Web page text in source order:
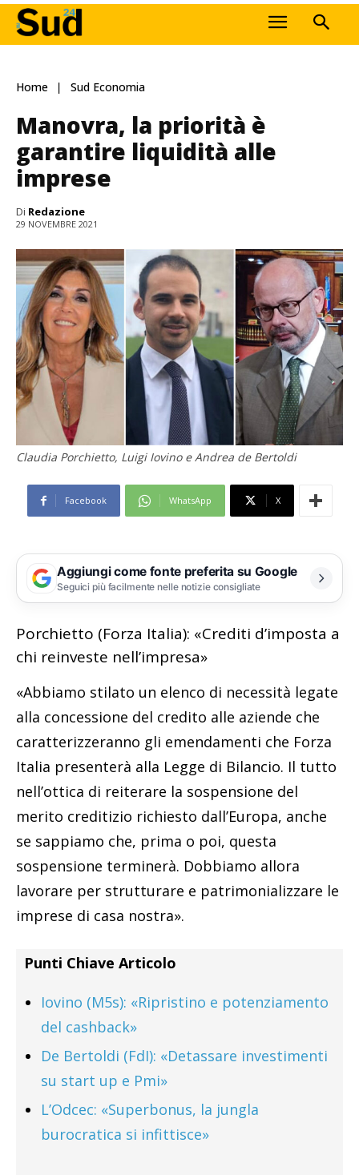
Home Sud Economia
Manovra, la priorità è
garantire liquidità alle
imprese
Di Redazione
29 NOVEMBRE 2021
Claudia Porchietto, Luigi Iovino e Andrea de Bertoldi
Facebook WhatsApp X
Aggiungi come fonte preferita su Google
Seguici più facilmente nelle notizie consigliate
Porchietto (Forza Italia): «Crediti d’imposta a
chi reinveste nell’impresa»
«Abbiamo stilato un elenco di necessità legate
alla concessione del credito alle aziende che
caratterizzeranno gli emendamenti che Forza
Italia presenterà alla Legge di Bilancio. Il tutto
nell’ottica di reiterare la sospensione del
merito creditizio richiesto dall’Europa, anche
se sappiamo che, prima o poi, questa
sospensione terminerà. Dobbiamo allora
lavorare per strutturare e patrimonializzare le
imprese di casa nostra».
Punti Chiave Articolo
Iovino (M5s): «Ripristino e potenziamento
del cashback»
De Bertoldi (FdI): «Detassare investimenti
su start up e Pmi»
L’Odcec: «Superbonus, la jungla
burocratica si infittisce»